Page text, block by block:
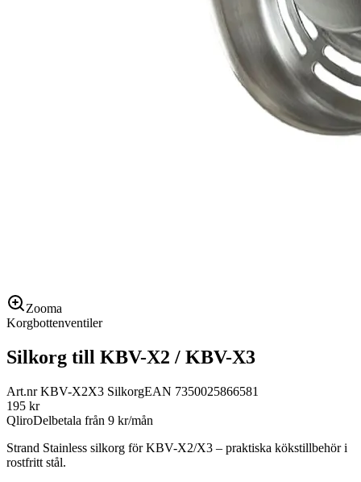
Zooma
Korgbottenventiler
Silkorg till KBV-X2 / KBV-X3
Art.nrKBV-X2X3 SilkorgEAN 7350025866581
195 kr
QliroDelbetala från 9 kr/mån
Strand Stainless silkorg för KBV-X2/X3 – praktiska kökstillbehör i
rostfritt stål.